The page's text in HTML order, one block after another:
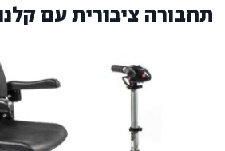
תחבורה ציבורית עם